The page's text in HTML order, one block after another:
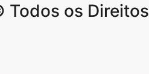
os Direitos